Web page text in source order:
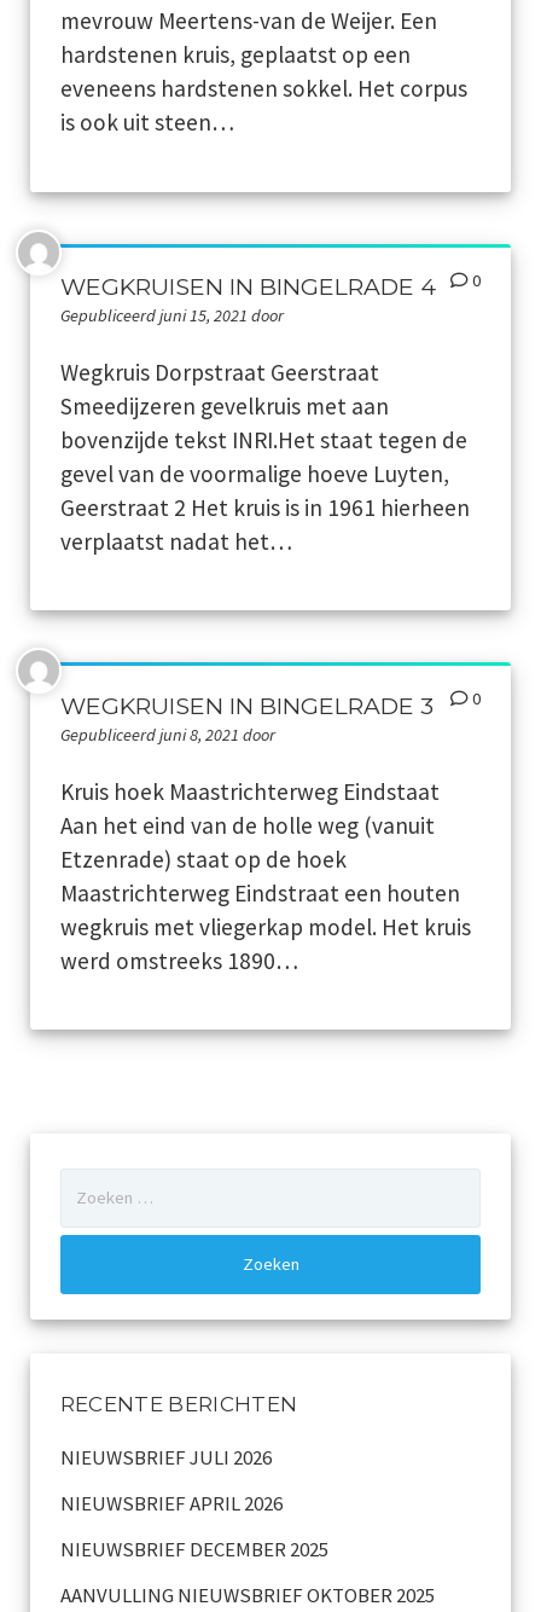
Dialect
Catalogus overzicht
Privacy
Beveiligde paginas
Bestuur
Leden pagina
Aansprakelijkheid
Links
Archief
Werkgroepen
plaatsing
Vereniging
Contact
mevrouw Meertens-van de Weijer. Een
hardstenen kruis, geplaatst op een
eveneens hardstenen sokkel. Het corpus
is ook uit steen…
WEGKRUISEN IN BINGELRADE 4
Gepubliceerd juni 15, 2021 door
0
Wegkruis Dorpstraat Geerstraat
Smeedijzeren gevelkruis met aan
bovenzijde tekst INRI.Het staat tegen de
gevel van de voormalige hoeve Luyten,
Geerstraat 2 Het kruis is in 1961 hierheen
verplaatst nadat het…
WEGKRUISEN IN BINGELRADE 3
Gepubliceerd juni 8, 2021 door
0
Kruis hoek Maastrichterweg Eindstaat
Aan het eind van de holle weg (vanuit
Etzenrade) staat op de hoek
Maastrichterweg Eindstraat een houten
wegkruis met vliegerkap model. Het kruis
werd omstreeks 1890…
RECENTE BERICHTEN
NIEUWSBRIEF JULI 2026
NIEUWSBRIEF APRIL 2026
NIEUWSBRIEF DECEMBER 2025
AANVULLING NIEUWSBRIEF OKTOBER 2025